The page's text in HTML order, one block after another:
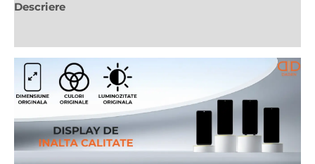
Descriere